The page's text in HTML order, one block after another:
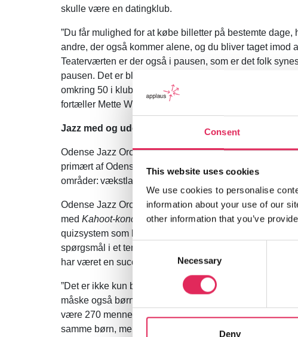
Consent
This website uses cookies
We use cookies to personalise
information about your use of our
other information that you’ve
Consent
Selection
Necessary
Deny
skulle være en datingklub.
”Du får mulighed for at købe billetter på bestemte dage,
andre, der også kommer alene, og du bliver taget imod
Teaterværten er der også i pausen, som er det folk
pausen. Det er blevet en kæmpesucces. Vi havde sat
omkring 50 i klubben, ville det være dejligt. Vi har rundet
fortæller Mette Wolf.
Jazz med og uden børn
Odense Jazz Orchestra (tidligere TipToe BigBand) er
primært af Odense Kommune. Med støtten følger en
områder: vækstlag og børn, det folkelige og en mere
Odense Jazz Orchestra tager involveringen af børn
med Kahoot-koncerter, hvor skolebørn optræder som
quizsystem som bl.a. bruges i skoler) fungerer som
spørgsmål i et tema, der korresponderer med de
har været en succes på flere punkter, fortæller
”Det er ikke kun børnene, der møder bigbandet, men
måske også børnenes bedsteforældre. Vi lavede fire
være 270 mennesker ad gangen. Nu gør vi det igen,
samme børn, men på én gang, altså 450 skolebørn og i